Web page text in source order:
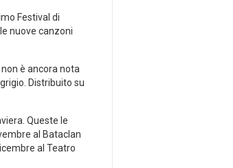
Festival di
nuove canzoni
è ancora nota
Distribuito su
Queste le
al Bataclan
al Teatro